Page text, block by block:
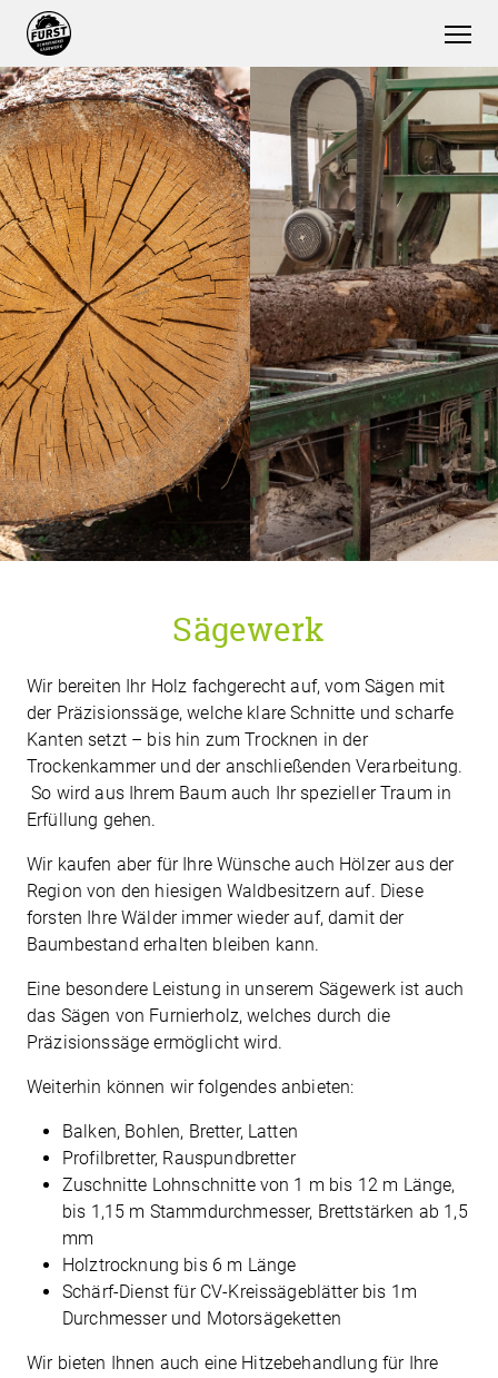
Sägewerk
Wir bereiten Ihr Holz fachgerecht auf, vom Sägen mit
der Präzisionssäge, welche klare Schnitte und scharfe
Kanten setzt – bis hin zum Trocknen in der
Trockenkammer und der anschließenden Verarbeitung.
So wird aus Ihrem Baum auch Ihr spezieller Traum in
Erfüllung gehen.
Wir kaufen aber für Ihre Wünsche auch Hölzer aus der
Region von den hiesigen Waldbesitzern auf. Diese
forsten Ihre Wälder immer wieder auf, damit der
Baumbestand erhalten bleiben kann.
Eine besondere Leistung in unserem Sägewerk ist auch
das Sägen von Furnierholz, welches durch die
Präzisionssäge ermöglicht wird.
Weiterhin können wir folgendes anbieten:
Balken, Bohlen, Bretter, Latten
Profilbretter, Rauspundbretter
Zuschnitte Lohnschnitte von 1 m bis 12 m Länge,
bis 1,15 m Stammdurchmesser, Brettstärken ab 1,5
mm
Holztrocknung bis 6 m Länge
Schärf-Dienst für CV-Kreissägeblätter bis 1m
Durchmesser und Motorsägeketten
Wir bieten Ihnen auch eine Hitzebehandlung für Ihre